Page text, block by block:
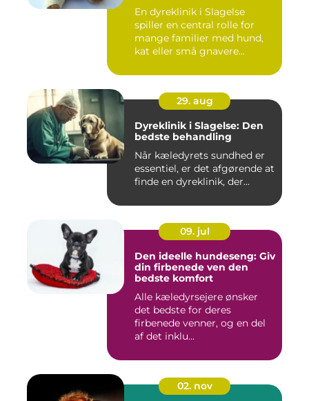
En dyreklinik i Slagelse
spiller en central rolle for
mange familier med hund,
kat eller små gnavere...
29. aug
Dyreklinik i Slagelse: Den
bedste behandling
Når kæledyrets sundhed er
essentiel, er det afgørende at
finde en dyreklinik, der...
09. jul
Den ideelle hundeseng: Giv
din firbenede ven den
bedste komfort
Alle kæledyrsejere ønsker
det bedste for deres
firbenede venner, og en del
af det inklu...
02. nov